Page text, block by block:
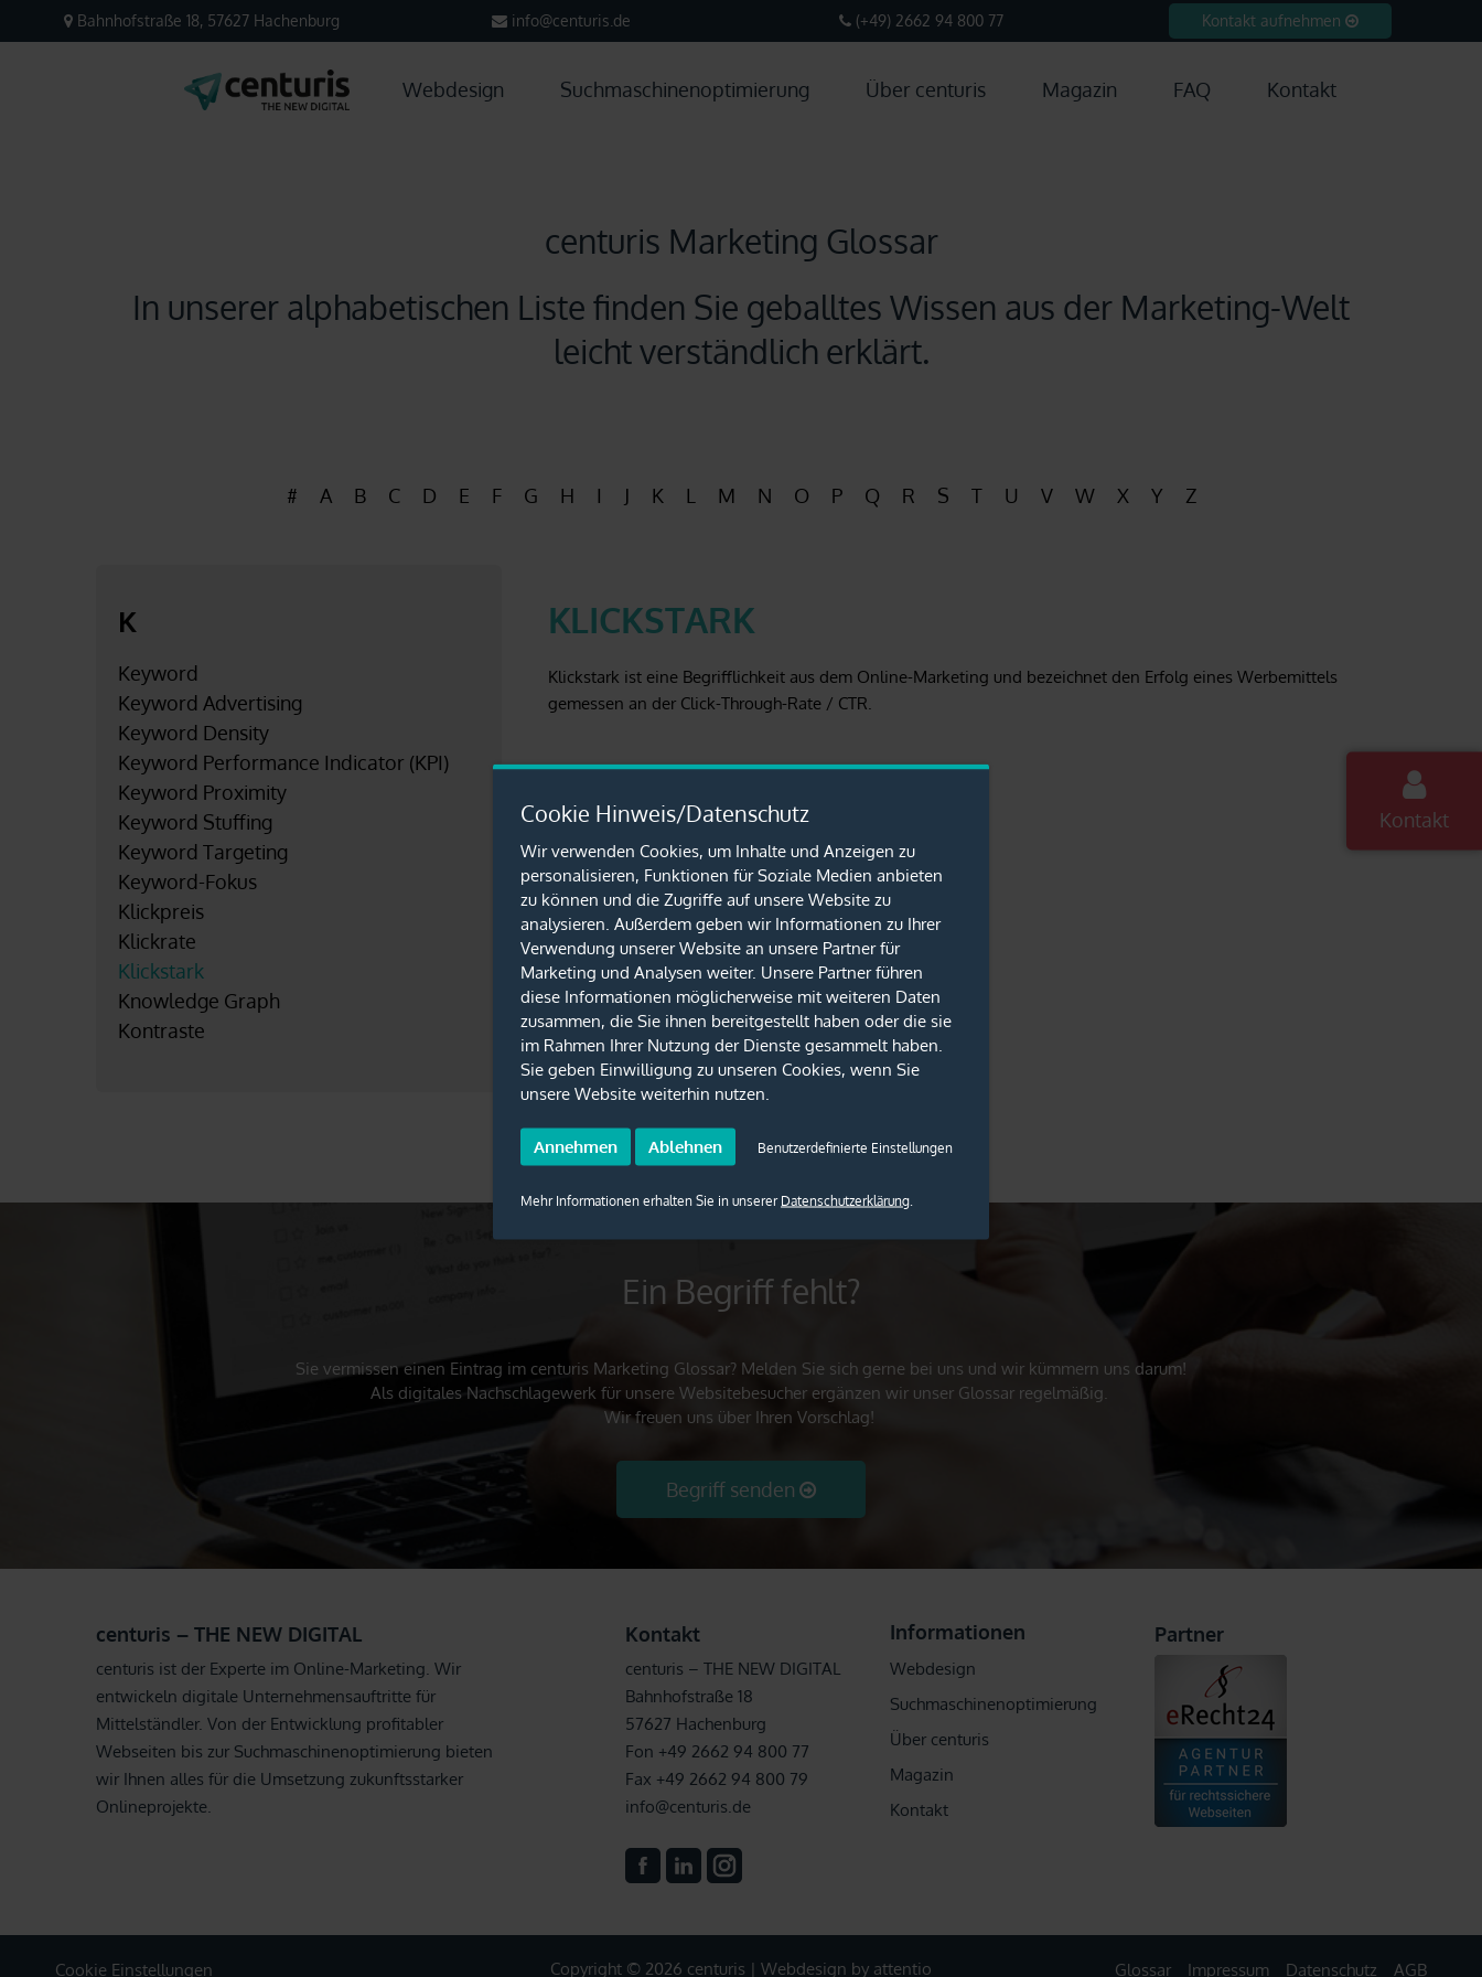
Bahnhofstraße 18, 57627 Hachenburg info@centuris.de (+49) 2662 94 800 77 Kontakt aufnehmen
Webdesign Suchmaschinenoptimierung Über centuris Magazin FAQ Kontakt
centuris Marketing Glossar
In unserer alphabetischen Liste finden Sie geballtes Wissen aus der Marketing-Welt
leicht verständlich erklärt.
# A B C D E F G H I J K L M N O P Q R S T U V W X Y Z
K
Keyword
Keyword Advertising
Keyword Density
Keyword Performance Indicator (KPI)
Keyword Proximity
Keyword Stuffing
Keyword Targeting
Keyword-Fokus
Klickpreis
Klickrate
Klickstark
Knowledge Graph
Kontraste
KLICKSTARK
Klickstark ist eine Begrifflichkeit aus dem Online-Marketing und bezeichnet den Erfolg eines Werbemittels
gemessen an der Click-Through-Rate / CTR.
Ein Begriff fehlt?
Sie vermissen einen Eintrag im centuris Marketing Glossar? Melden Sie sich gerne bei uns und wir kümmern uns darum!
Als digitales Nachschlagewerk für unsere Websitebesucher ergänzen wir unser Glossar regelmäßig.
Wir freuen uns über Ihren Vorschlag!
Begriff senden
centuris – THE NEW DIGITAL
centuris ist der Experte im Online-Marketing. Wir
entwickeln digitale Unternehmensauftritte für
Mittelständler. Von der Entwicklung profitabler
Webseiten bis zur Suchmaschinenoptimierung bieten
wir Ihnen alles für die Umsetzung zukunftsstarker
Onlineprojekte.
Kontakt
centuris – THE NEW DIGITAL
Bahnhofstraße 18
57627 Hachenburg
Fon +49 2662 94 800 77
Fax +49 2662 94 800 79
info@centuris.de
Informationen
Webdesign
Suchmaschinenoptimierung
Über centuris
Magazin
Kontakt
Partner
Copyright © 2026 centuris | Webdesign by attentio Glossar Impressum Datenschutz AGB
Cookie Einstellungen
Kontakt
Cookie Hinweis/Datenschutz
Wir verwenden Cookies, um Inhalte und Anzeigen zu
personalisieren, Funktionen für Soziale Medien anbieten
zu können und die Zugriffe auf unsere Website zu
analysieren. Außerdem geben wir Informationen zu Ihrer
Verwendung unserer Website an unsere Partner für
Marketing und Analysen weiter. Unsere Partner führen
diese Informationen möglicherweise mit weiteren Daten
zusammen, die Sie ihnen bereitgestellt haben oder die sie
im Rahmen Ihrer Nutzung der Dienste gesammelt haben.
Sie geben Einwilligung zu unseren Cookies, wenn Sie
unsere Website weiterhin nutzen.
Annehmen Ablehnen Benutzerdefinierte Einstellungen
Mehr Informationen erhalten Sie in unserer Datenschutzerklärung